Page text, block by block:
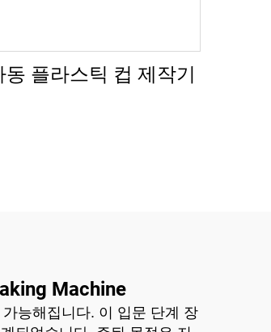
동 플라스틱 컵 제작기
Machine
능해집니다. 이 입문 단계 장